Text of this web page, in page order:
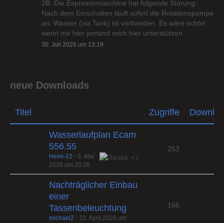
2B. Die Espressomaschine hat folgende Störung:
Nach dem Einschalten läuft sofort die Rotationspumpe
an; Wasser (via Tank) ist vorhanden. Es wäre schön
wenn mir hier jemand mich hier unterstützen…
30. Juli 2026 um 13:19
neue Downloads
Titel Zugriffe
Wasserlaufplan Ecam
556.55
1
Heini-22 - 5. Mai
2026 um 20:28
253
Nachträglicher Einbau
einer
Tassenbeleuchtung
michael2 - 22. April 2026 um
166